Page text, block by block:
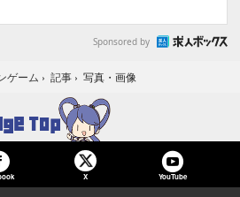
Sponsored by
ゲーム › 記事 › 写真・画像
X YouTube